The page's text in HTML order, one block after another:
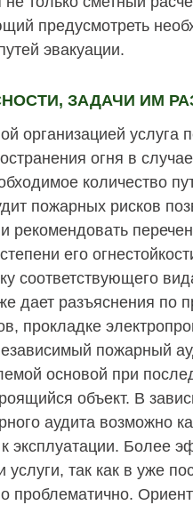
предусмотреть
эвакуации.
ЗАДАЧИ ИМ
организацией услуга
огня в
количество
пожарных рисков
рекомендовать
его
соответствующего
дает разъяснения по
прокладке
пожарный
основой при
объект. В
аудита возможно
эксплуатации. Более
так как в уже
проблематично.